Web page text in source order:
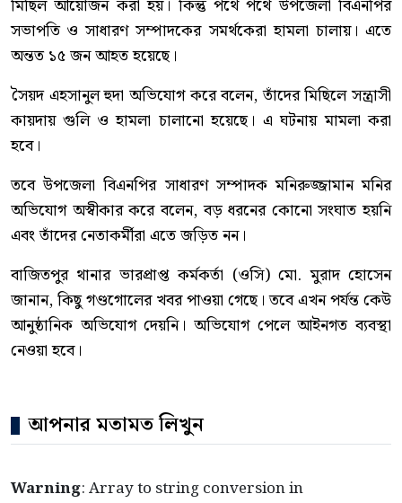
মিছিল আয়োজন করা হয়। কিন্তু পথে পথে উপজেলা বিএনপির
সভাপতি ও সাধারণ সম্পাদকের সমর্থকেরা হামলা চালায়। এতে
অন্তত ১৫ জন আহত হয়েছে।
সৈয়দ এহসানুল হুদা অভিযোগ করে বলেন, তাঁদের মিছিলে সন্ত্রাসী
কায়দায় গুলি ও হামলা চালানো হয়েছে। এ ঘটনায় মামলা করা
হবে।
তবে উপজেলা বিএনপির সাধারণ সম্পাদক মনিরুজ্জামান মনির
অভিযোগ অস্বীকার করে বলেন, বড় ধরনের কোনো সংঘাত হয়নি
এবং তাঁদের নেতাকর্মীরা এতে জড়িত নন।
বাজিতপুর থানার ভারপ্রাপ্ত কর্মকর্তা (ওসি) মো. মুরাদ হোসেন
জানান, কিছু গণ্ডগোলের খবর পাওয়া গেছে। তবে এখন পর্যন্ত কেউ
আনুষ্ঠানিক অভিযোগ দেয়নি। অভিযোগ পেলে আইনগত ব্যবস্থা
নেওয়া হবে।
আপনার মতামত লিখুন
Warning: Array to string conversion in